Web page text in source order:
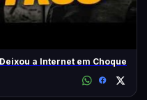
a Internet em Choque